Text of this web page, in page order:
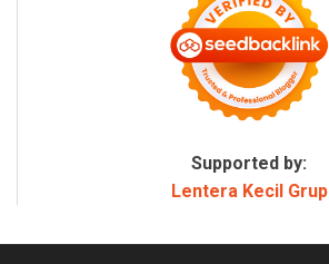
Supported by:
Lentera Kecil Grup